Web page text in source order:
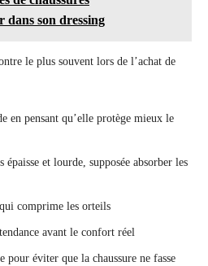
dans son dressing
le plus souvent lors de l’achat de
en pensant qu’elle protège mieux le
et lourde, supposée absorber les
comprime les orteils
avant le confort réel
pour éviter que la chaussure ne fasse